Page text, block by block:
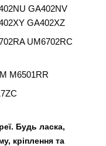
GA402NV
GA402XZ
UM6702RC
M6501RR
Будь ласка,
кріплення та